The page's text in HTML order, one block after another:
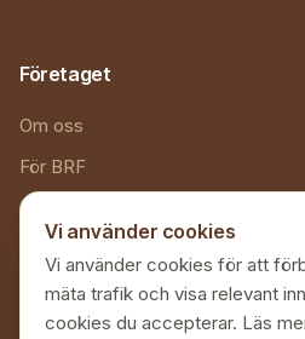
Företaget
Om oss
För BRF
Referenser
Målarguide
Inspiration
Vi använder cookies
Vi använder cookies för att
mäta trafik och visa relevant
cookies du accepterar. Läs